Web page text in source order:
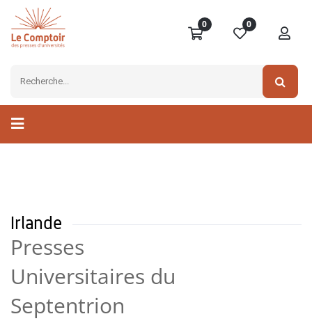
0 0
Irlande
Presses
Universitaires du
Septentrion